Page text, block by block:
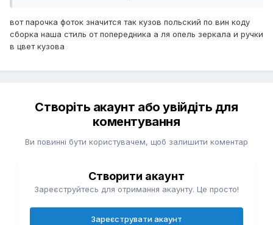
вот парочка фоток значится так кузов польский по вин коду
сборка наша стиль от попередника а ля опель зеркала и ручки
в цвет кузова
Створіть акаунт або увійдіть для
коментування
Ви повинні бути користувачем, щоб залишити коментар
Створити акаунт
Зареєструйтесь для отримання акаунту. Це просто!
Зареєструвати акаунт